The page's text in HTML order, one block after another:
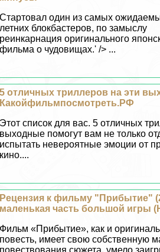
Стартовал один из самых
летних блокбастеров, по замыслу
реинкарнация оригинального
фильма о чудовищах.' /> ...
5 отличных триллеров на эти
Какойфильмпосмотреть.РФ
Этот список для вас. 5 отличных
выходные помогут вам не только
испытать невероятные эмоции от
кино....
Рецензия к фильму "Прибытие"
маленькая часть большой игры
Фильм «Прибытие», как и
повесть, имеет свою собственную